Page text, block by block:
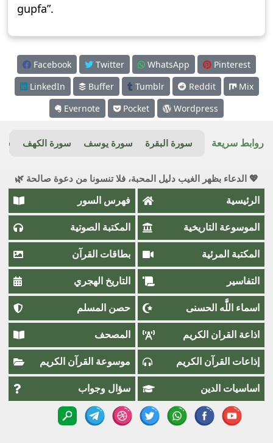
gupfa”.
Facebook Twitter WhatsApp
Pinterest
LinkedIn
Buffer Tumblr Reddit
Mix
Evernote
Pocket Wordpress
روابط سريعة سورة البقرة سورة يوسف سورة الكهف
💖 الدعاء بظهر الغيب دليل المحبة، فلا تنسونا من دعوة صالحة 🌿
الرئيسية فهرس السور
الموسوعة التاريخية المكتبة الصوتية
المكتبة المرئية بطاقات القرآن
التفاسير التاريخ الهجري
اسماء اللَّٰه الحسنى حصن المسلم
اذاعة القران الكريم المصحف
إذاعات القرآن الكريم موسوعة القرآن الكريم
اساسيات الدين سؤال وجواب